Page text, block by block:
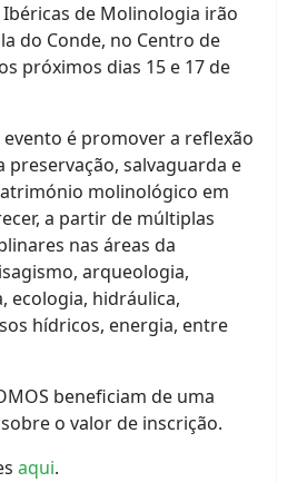
Ibéricas de Molinologia irão
do Conde, no Centro de
próximos dias 15 e 17 de
é promover a reflexão
preservação, salvaguarda e
molinológico em
a partir de múltiplas
nas áreas da
arqueologia,
ecologia, hidráulica,
hídricos, energia, entre
beneficiam de uma
o valor de inscrição.
aqui.